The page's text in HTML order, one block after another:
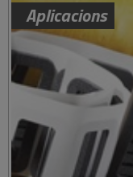
Aplicacions